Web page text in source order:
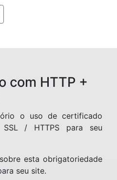
com HTTP +
o uso de certificado
/ HTTPS para seu
esta obrigatoriedade
seu site.